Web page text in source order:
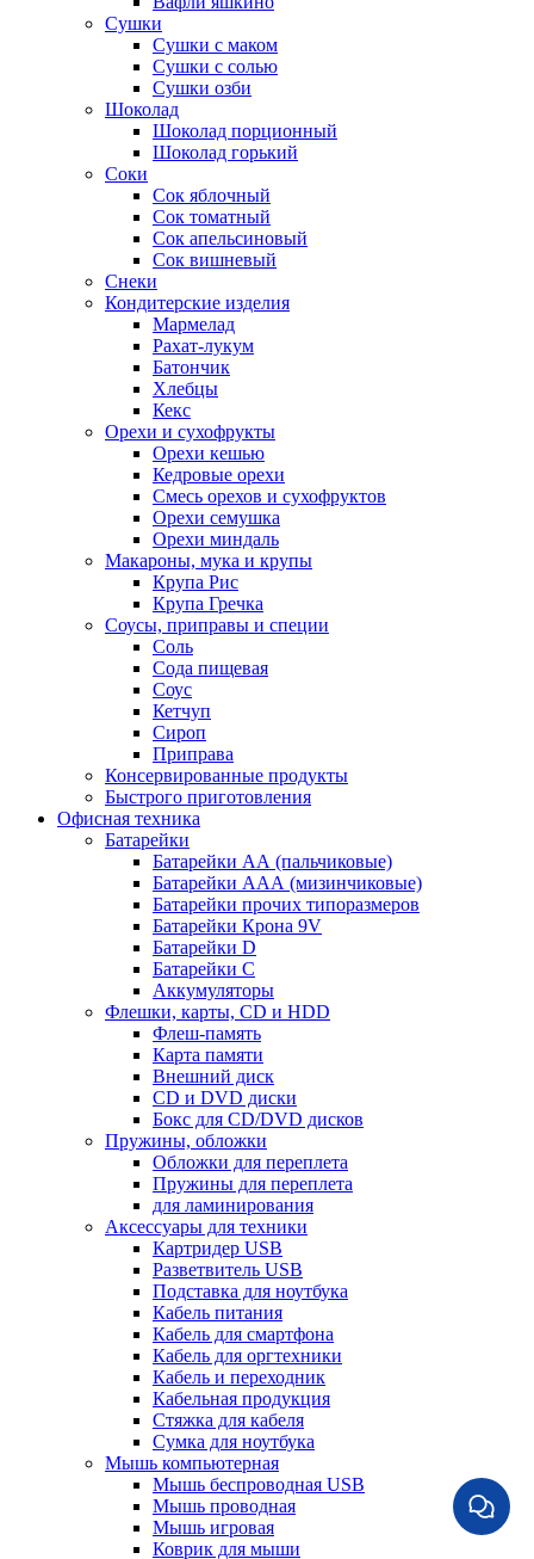
Сушки
Сушки с маком
Сушки с солью
Сушки озби
Шоколад
Шоколад порционный
Шоколад горький
Соки
Сок яблочный
Сок томатный
Сок апельсиновый
Сок вишневый
Снеки
Кондитерские изделия
Мармелад
Рахат-лукум
Батончик
Хлебцы
Кекс
Орехи и сухофрукты
Орехи кешью
Кедровые орехи
Смесь орехов и сухофруктов
Орехи семушка
Орехи миндаль
Макароны, мука и крупы
Крупа Рис
Крупа Гречка
Соусы, приправы и специи
Соль
Сода пищевая
Соус
Кетчуп
Сироп
Приправа
Консервированные продукты
Быстрого приготовления
Офисная техника
Батарейки
Батарейки АА (пальчиковые)
Батарейки ААА (мизинчиковые)
Батарейки прочих типоразмеров
Батарейки Крона 9V
Батарейки D
Батарейки С
Аккумуляторы
Флешки, карты, CD и HDD
Флеш-память
Карта памяти
Внешний диск
CD и DVD диски
Бокс для CD/DVD дисков
Пружины, обложки
Обложки для переплета
Пружины для переплета
для ламинирования
Аксессуары для техники
Картридер USB
Разветвитель USB
Подставка для ноутбука
Кабель питания
Кабель для смартфона
Кабель для оргтехники
Кабель и переходник
Кабельная продукция
Стяжка для кабеля
Сумка для ноутбука
Мышь компьютерная
Мышь беспроводная USB
Мышь проводная
Мышь игровая
Коврик для мыши